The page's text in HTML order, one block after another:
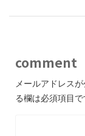
comment
メールアドレス
る欄は必須項目で